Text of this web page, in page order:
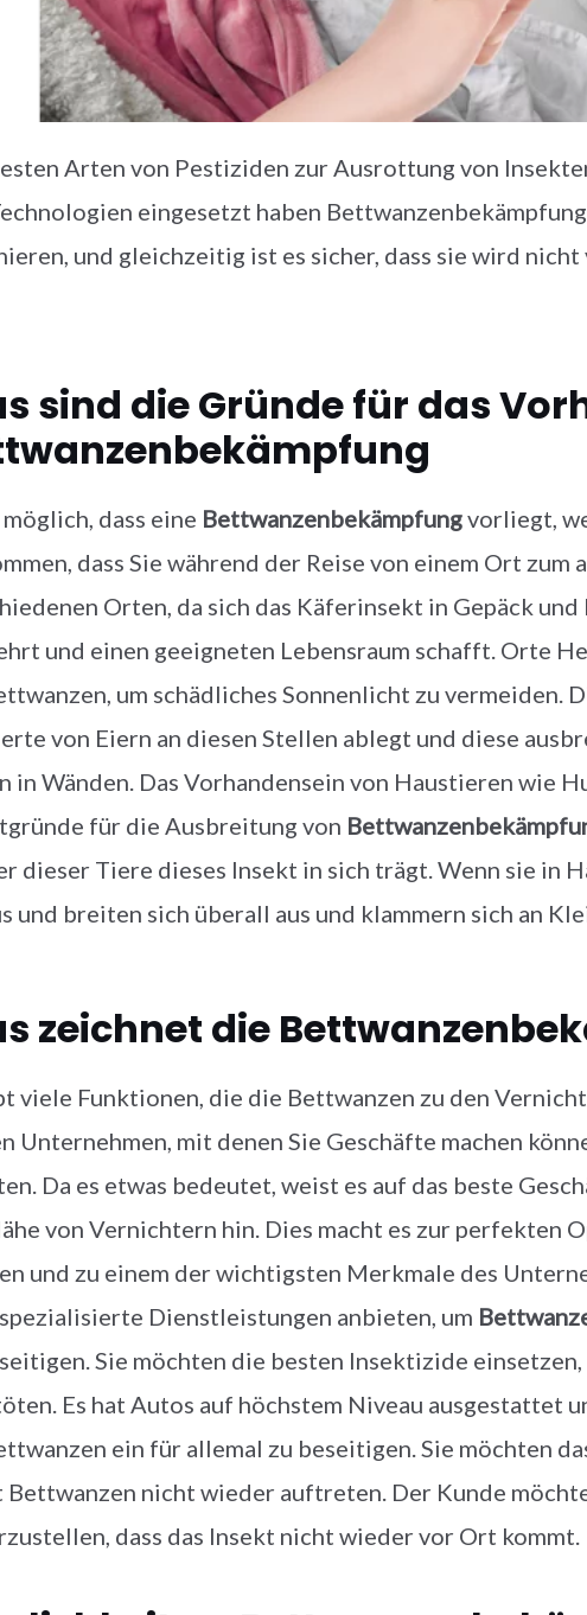
Arten von Pestiziden zur Ausrottung von
eingesetzt haben
und gleichzeitig ist es sicher, dass sie wird
sind die Gründe für das
möglich, dass eine Bettwanzenbekämpfungvorliegt,
dass Sie während der Reise von einem Ort
Orten, da sich das Käferinsekt in Gepäck
und einen geeigneten Lebensraum schafft. Orte
um schädliches Sonnenlicht zu vermeiden.
von Eiern an diesen Stellen ablegt und diese
in Wänden. Das Vorhandensein von Haustieren wie
für die Ausbreitung von
dieser Tiere dieses Insekt in sich trägt. Wenn sie in
und breiten sich überall aus und klammern sich an
zeichnet die
viele Funktionen, die die Bettwanzen zu den
Unternehmen, mit denen Sie Geschäfte machen
Da es etwas bedeutet, weist es auf das beste
von Vernichtern hin. Dies macht es zur perfekten
und zu einem der wichtigsten Merkmale des
Dienstleistungen anbieten, um
Sie möchten die besten Insektizide einsetzen,
Es hat Autos auf höchstem Niveau ausgestattet
ein für allemal zu beseitigen. Sie möchten
Bettwanzen nicht wieder auftreten. Der Kunde
dass das Insekt nicht wieder vor Ort kommt.